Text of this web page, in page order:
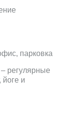
парковка
регулярные
йоге и